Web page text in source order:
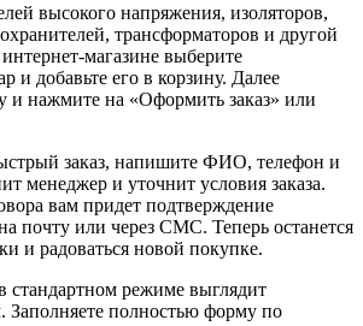
высокого напряжения, изоляторов,
трансформаторов и другой
магазине выберите
и добавьте его в корзину. Далее
и нажмите на «Оформить заказ» или
заказ, напишите ФИО, телефон и
менеджер и уточнит условия заказа.
вам придет подтверждение
почту или через СМС. Теперь останется
и радоваться новой покупке.
стандартном режиме выглядит
Заполняете полностью форму по